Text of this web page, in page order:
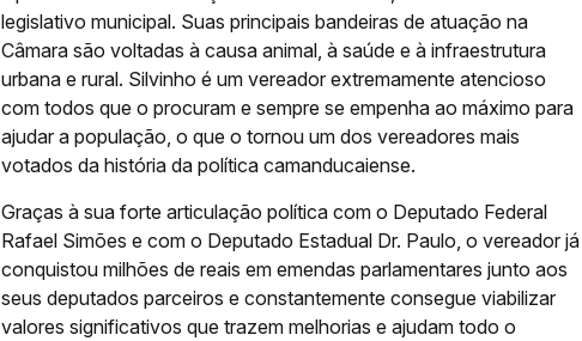
legislativo municipal. Suas principais bandeiras de atuação na
Câmara são voltadas à causa animal, à saúde e à infraestrutura
urbana e rural. Silvinho é um vereador extremamente atencioso
com todos que o procuram e sempre se empenha ao máximo para
ajudar a população, o que o tornou um dos vereadores mais
votados da história da política camanducaiense.
Graças à sua forte articulação política com o Deputado Federal
Rafael Simões e com o Deputado Estadual Dr. Paulo, o vereador já
conquistou milhões de reais em emendas parlamentares junto aos
seus deputados parceiros e constantemente consegue viabilizar
valores significativos que trazem melhorias e ajudam todo o